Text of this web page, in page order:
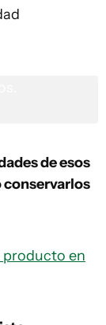
de esos
conservarlos
producto en